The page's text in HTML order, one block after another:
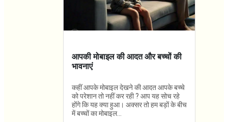
आपकी मोबाइल की आदत और बच्चों की
भावनाएं
कहीं आपके मोबाइल देखने की आदत आपके बच्चे
को परेशान तो नहीं कर रही ? आप यह सोच रहे
होंगे कि यह क्या हुआ। अक्सर तो हम बड़ों के बीच
में बच्चों का मोबाइल...